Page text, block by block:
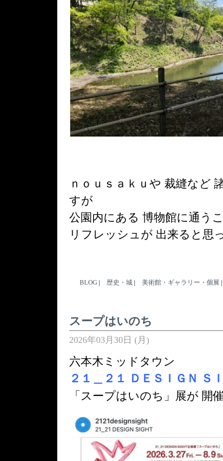
ｎｏｕｓａｋｕや 裁縫など
すが
公園内にある 博物館に通う
リフレッシュが 出来ると思
BLOG | 歴史・城 | 美術館・ギャラリー・個展
スープはいのち
2026年03月30日 (月)
六本木ミッドタウン
２１＿２１ ＤＥＳＩＧＮ Ｓ
「スープはいのち」展が 開